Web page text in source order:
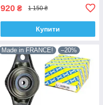
920 ₴ 1 150 ₴
Купити
Made in FRANCE! –20%